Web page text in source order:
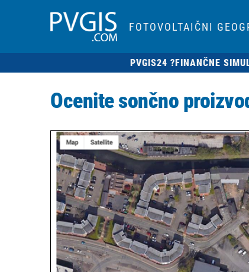
FOTOVOLTAIČNI
PVGIS24 ?FINANČNE
Ocenite sončno